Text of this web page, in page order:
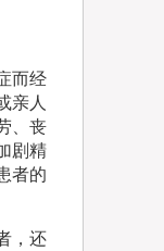
而经
亲人
、丧
剧精
者的
，还